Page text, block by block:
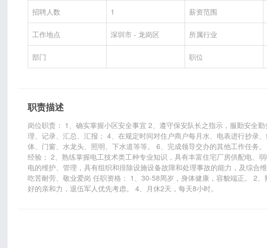
招聘人数 1 薪资范围
工作地点 深圳市 - 龙岗区 所属行业
部门 职位
职责描述
岗位职责： 1、确实掌握小区安全事宜 2、遵守保安队长之指示，服勤安全
理、记录、汇总、汇报； 4、在规定时间对住户商户每月水、电表进行抄录
体、门窗、水龙头、照明、下水道等等。 6、完成领导交办的其他工作任务
经验； 2、熟练掌握电工技术类工种专业知识，具有丰富住宅厂房供配电、
电的维护、管理，具有组织和排除设施设备故障和处理事故的能力，及综
吃苦耐劳、敬业爱岗 任职资格： 1、30-58周岁，身体健康，容貌端正。 2
好的亲和力，退伍军人优先考虑。 4、月休2天，每天8小时。